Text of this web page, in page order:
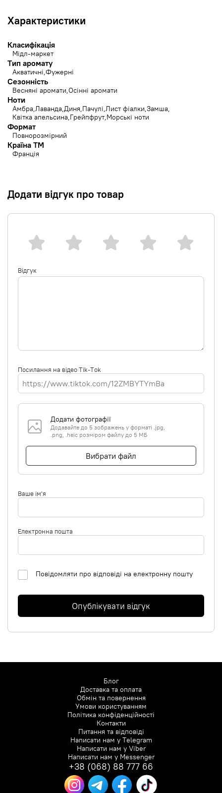
Характеристики
Класифікація
Мідл-маркет
Тип аромату
Акватичні Фужерні
Сезонність
Весняні аромати Осінні аромати
Ноти
Амбра Лаванда Диня Пачулі Лист фіалки Замша
Квітка апельсина Грейпфрут Морські ноти
Формат
Повнорозмірний
Країна ТМ
Франція
Додати відгук про товар
Відгук
Посилання на відео Tik-Tok
Додати фотографії
Додавайте до 5 зображень у форматі .jpg,
.png, .heic розміром файлу до 5 МБ
Вибрати файл
Ваше ім'я
Електронна пошта
Повідомляти про відповіді на електронну пошту
Опублікувати відгук
Блог
Доставка та оплата
Обмін та повернення
Умови користуванням
Політика конфіденційності
Контакти
Питання та відповіді
Написати нам уTelegram
Написати нам уViber
Написати нам уMessenger
+38 (068) 88 777 66